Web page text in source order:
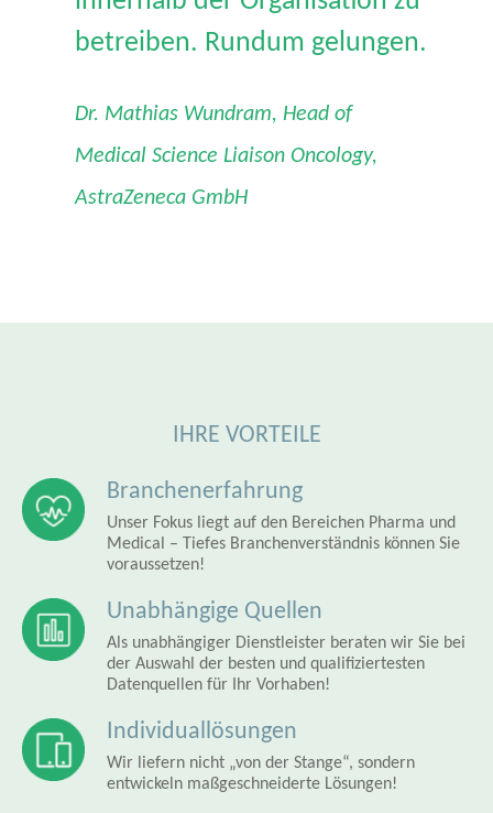
betreiben. Rundum gelungen.
Dr. Mathias Wundram, Head of
Medical Science Liaison Oncology,
AstraZeneca GmbH
IHRE VORTEILE
Branchenerfahrung
Unser Fokus liegt auf den Bereichen Pharma und
Medical – Tiefes Branchenverständnis können Sie
voraussetzen!
Unabhängige Quellen
Als unabhängiger Dienstleister beraten wir Sie bei
der Auswahl der besten und qualifiziertesten
Datenquellen für Ihr Vorhaben!
Individuallösungen
Wir liefern nicht „von der Stange“, sondern
entwickeln maßgeschneiderte Lösungen!